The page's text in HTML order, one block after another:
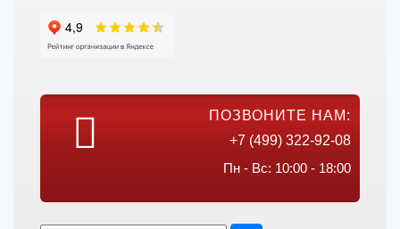
ПОЗВОНИТЕ НАМ:
+7 (499) 322-92-08
Пн - Вс: 10:00 - 18:00